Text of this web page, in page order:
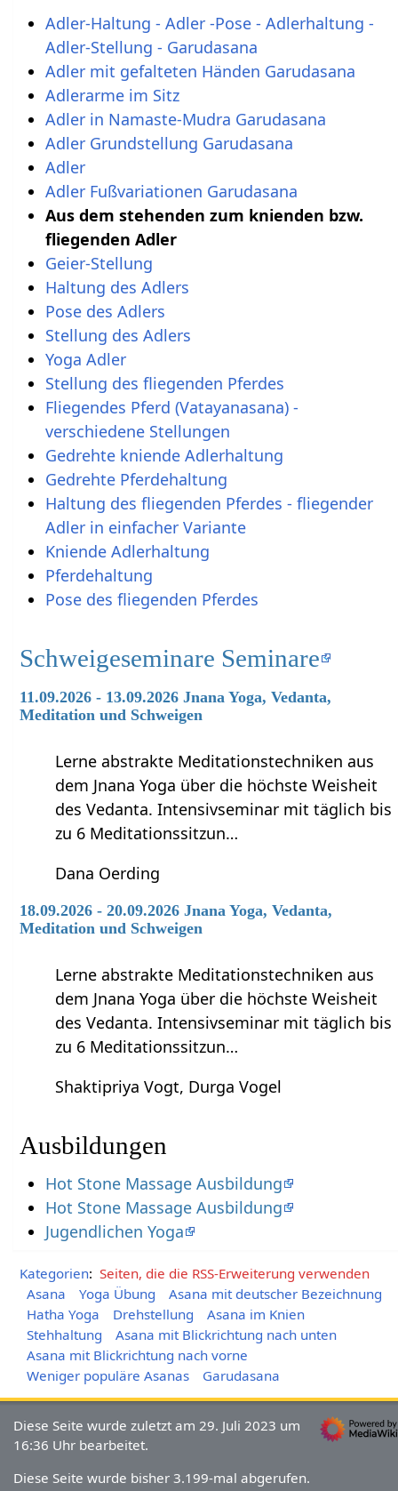
Adler-Haltung - Adler -Pose - Adlerhaltung -
Adler-Stellung - Garudasana
Adler mit gefalteten Händen Garudasana
Adlerarme im Sitz
Adler in Namaste-Mudra Garudasana
Adler Grundstellung Garudasana
Adler
Adler Fußvariationen Garudasana
Aus dem stehenden zum knienden bzw.
fliegenden Adler
Geier-Stellung
Haltung des Adlers
Pose des Adlers
Stellung des Adlers
Yoga Adler
Stellung des fliegenden Pferdes
Fliegendes Pferd (Vatayanasana) -
verschiedene Stellungen
Gedrehte kniende Adlerhaltung
Gedrehte Pferdehaltung
Haltung des fliegenden Pferdes - fliegender
Adler in einfacher Variante
Kniende Adlerhaltung
Pferdehaltung
Pose des fliegenden Pferdes
Schweigeseminare Seminare
11.09.2026 - 13.09.2026 Jnana Yoga, Vedanta,
Meditation und Schweigen
Lerne abstrakte Meditationstechniken aus
dem Jnana Yoga über die höchste Weisheit
des Vedanta. Intensivseminar mit täglich bis
zu 6 Meditationssitzun…
Dana Oerding
18.09.2026 - 20.09.2026 Jnana Yoga, Vedanta,
Meditation und Schweigen
Lerne abstrakte Meditationstechniken aus
dem Jnana Yoga über die höchste Weisheit
des Vedanta. Intensivseminar mit täglich bis
zu 6 Meditationssitzun…
Shaktipriya Vogt, Durga Vogel
Ausbildungen
Hot Stone Massage Ausbildung
Hot Stone Massage Ausbildung
Jugendlichen Yoga
Kategorien: Seiten, die die RSS-Erweiterung verwenden
Asana
Yoga Übung
Asana mit deutscher Bezeichnung
Hatha Yoga
Drehstellung
Asana im Knien
Stehhaltung
Asana mit Blickrichtung nach unten
Asana mit Blickrichtung nach vorne
Weniger populäre Asanas
Garudasana
Diese Seite wurde zuletzt am 29. Juli 2023 um
16:36 Uhr bearbeitet.
Diese Seite wurde bisher 3.199-mal abgerufen.